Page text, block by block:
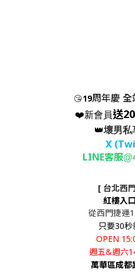
😘19周年慶 全
❤️新會員送
👑壞男私
X
LINE客服
[ 台北西
紅樓入
從西門捷運
只要30
OPEN
週五&週六
萬華區成都